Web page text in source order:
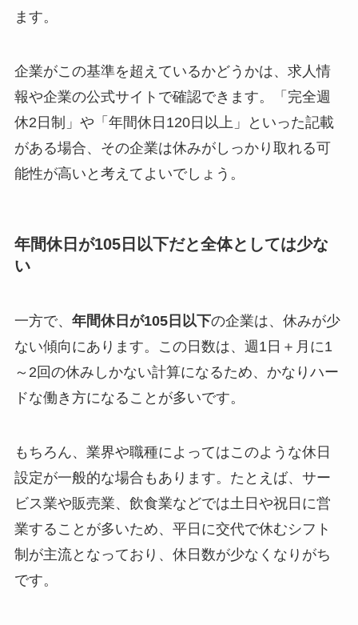
ます。
企業がこの基準を超えているかどうかは、求人情
報や企業の公式サイトで確認できます。「完全週
休2日制」や「年間休日120日以上」といった記載
がある場合、その企業は休みがしっかり取れる可
能性が高いと考えてよいでしょう。
年間休日が105日以下だと全体としては少な
い
一方で、 年間休日が105日以下の企業は、休みが少
ない傾向にあります。この日数は、週1日＋月に1
～2回の休みしかない計算になるため、かなりハー
ドな働き方になることが多いです。
もちろん、業界や職種によってはこのような休日
設定が一般的な場合もあります。たとえば、サー
ビス業や販売業、飲食業などでは土日や祝日に営
業することが多いため、平日に交代で休むシフト
制が主流となっており、休日数が少なくなりがち
です。